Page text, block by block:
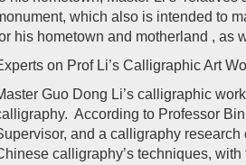
which also is intended to
his hometown and motherland , as
on Prof Li’s Calligraphic Art
Guo Dong Li’s calligraphic
According to Professor
and a calligraphy
calligraphy’s techniques,